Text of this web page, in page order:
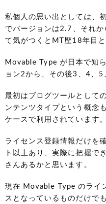
私個人の思い出としては、
でバージョンは2.7、それ
て気がつくとMT歴18年目と
Movable Type が日本で知
ョン2から、その後3、4、5
最初はブログツールとして
ンテンツタイプという概念
ケースで利用されています。
ライセンス登録情報だけを
ト以上あり、実際に把握で
さんあるかと思います。
現在 Movable Type のライ
スとなっているものだけで